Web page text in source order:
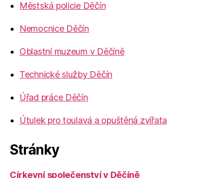
Městská policie Děčín
Nemocnice Děčín
Oblastní muzeum v Děčíně
Technické služby Děčín
Úřad práce Děčín
Útulek pro toulavá a opuštěná zvířata
Stránky
Církevní společenství v Děčíně